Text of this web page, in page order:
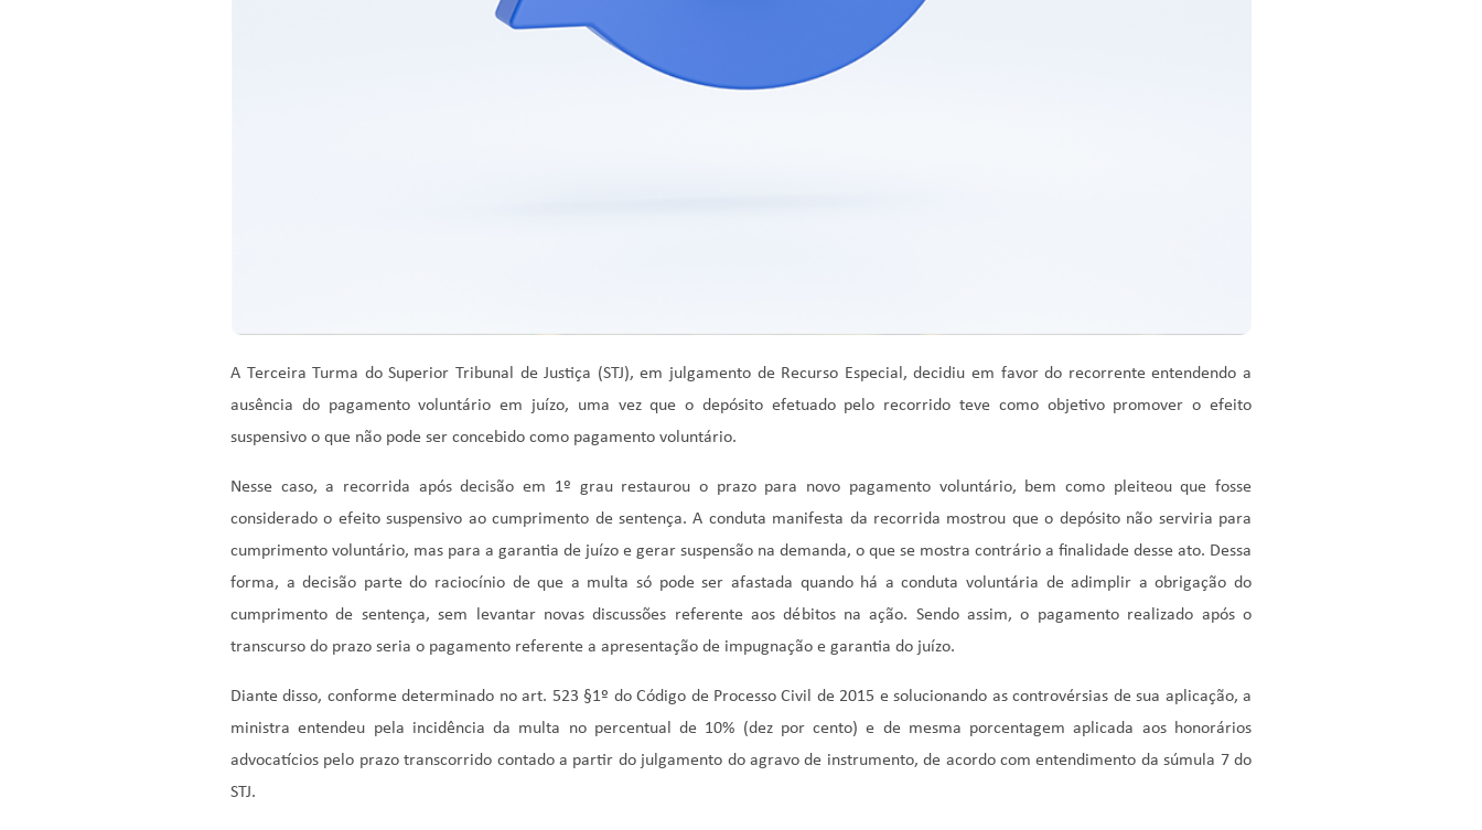
A Terceira Turma do Superior Tribunal de Justiça (STJ), em julgamento de Recurso Especial, decidiu em favor do recorrente entendendo a
ausência do pagamento voluntário em juízo, uma vez que o depósito efetuado pelo recorrido teve como objetivo promover o efeito
suspensivo o que não pode ser concebido como pagamento voluntário.
Nesse caso, a recorrida após decisão em 1º grau restaurou o prazo para novo pagamento voluntário, bem como pleiteou que fosse
considerado o efeito suspensivo ao cumprimento de sentença. A conduta manifesta da recorrida mostrou que o depósito não serviria para
cumprimento voluntário, mas para a garantia de juízo e gerar suspensão na demanda, o que se mostra contrário a finalidade desse ato. Dessa
forma, a decisão parte do raciocínio de que a multa só pode ser afastada quando há a conduta voluntária de adimplir a obrigação do
cumprimento de sentença, sem levantar novas discussões referente aos débitos na ação. Sendo assim, o pagamento realizado após o
transcurso do prazo seria o pagamento referente a apresentação de impugnação e garantia do juízo.
Diante disso, conforme determinado no art. 523 §1º do Código de Processo Civil de 2015 e solucionando as controvérsias de sua aplicação, a
ministra entendeu pela incidência da multa no percentual de 10% (dez por cento) e de mesma porcentagem aplicada aos honorários
advocatícios pelo prazo transcorrido contado a partir do julgamento do agravo de instrumento, de acordo com entendimento da súmula 7 do
STJ.